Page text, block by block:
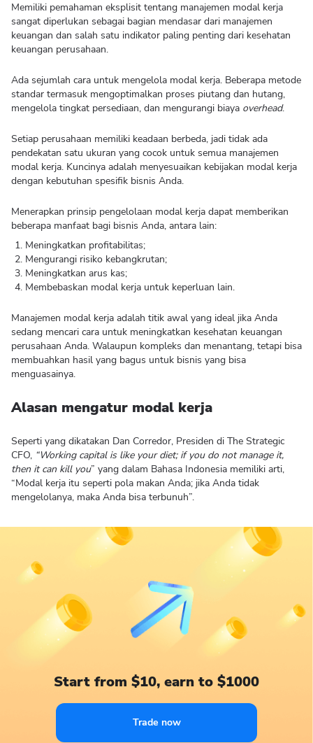
Memiliki pemahaman eksplisit tentang manajemen modal kerja
sangat diperlukan sebagai bagian mendasar dari manajemen
keuangan dan salah satu indikator paling penting dari kesehatan
keuangan perusahaan.
Ada sejumlah cara untuk mengelola modal kerja. Beberapa metode
standar termasuk mengoptimalkan proses piutang dan hutang,
mengelola tingkat persediaan, dan mengurangi biaya overhead.
Setiap perusahaan memiliki keadaan berbeda, jadi tidak ada
pendekatan satu ukuran yang cocok untuk semua manajemen
modal kerja. Kuncinya adalah menyesuaikan kebijakan modal kerja
dengan kebutuhan spesifik bisnis Anda.
Menerapkan prinsip pengelolaan modal kerja dapat memberikan
beberapa manfaat bagi bisnis Anda, antara lain:
Meningkatkan profitabilitas;
Mengurangi risiko kebangkrutan;
Meningkatkan arus kas;
Membebaskan modal kerja untuk keperluan lain.
Manajemen modal kerja adalah titik awal yang ideal jika Anda
sedang mencari cara untuk meningkatkan kesehatan keuangan
perusahaan Anda. Walaupun kompleks dan menantang, tetapi bisa
membuahkan hasil yang bagus untuk bisnis yang bisa
menguasainya.
Alasan mengatur modal kerja
Seperti yang dikatakan Dan Corredor, Presiden di The Strategic
CFO, “Working capital is like your diet; if you do not manage it,
then it can kill you” yang dalam Bahasa Indonesia memiliki arti,
“Modal kerja itu seperti pola makan Anda; jika Anda tidak
mengelolanya, maka Anda bisa terbunuh”.
Start from $10, earn to $1000
Trade now